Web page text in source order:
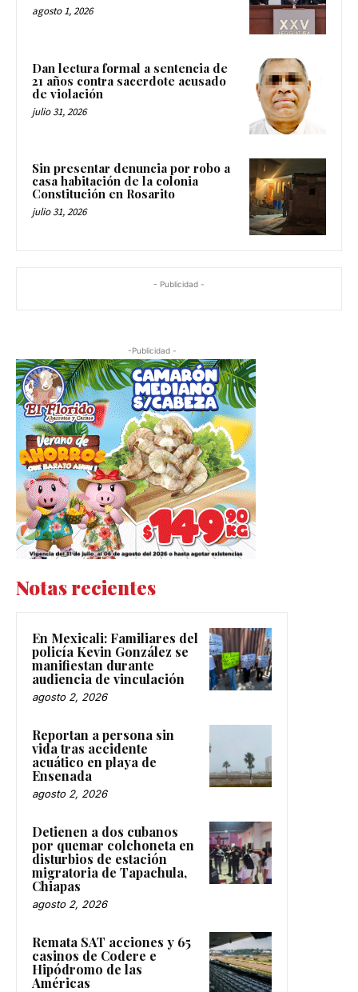
agosto 1, 2026
Dan lectura formal a sentencia de
21 años contra sacerdote acusado
de violación
julio 31, 2026
Sin presentar denuncia por robo a
casa habitación de la colonia
Constitución en Rosarito
julio 31, 2026
- Publicidad -
-Publicidad -
Notas recientes
En Mexicali: Familiares del
policía Kevin González se
manifiestan durante
audiencia de vinculación
agosto 2, 2026
Reportan a persona sin
vida tras accidente
acuático en playa de
Ensenada
agosto 2, 2026
Detienen a dos cubanos
por quemar colchoneta en
disturbios de estación
migratoria de Tapachula,
Chiapas
agosto 2, 2026
Remata SAT acciones y 65
casinos de Codere e
Hipódromo de las
Américas